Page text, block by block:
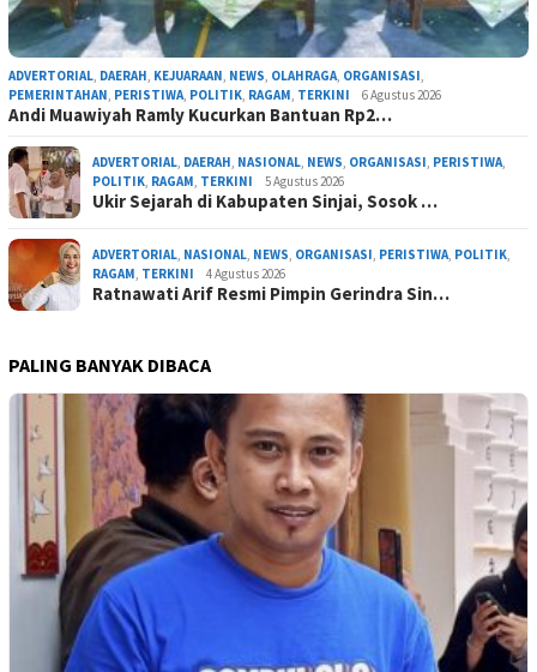
ADVERTORIAL DAERAH KEJUARAAN NEWS OLAHRAGA ORGANISASI
PEMERINTAHAN PERISTIWA POLITIK RAGAM TERKINI 6 Agustus 2026
Andi Muawiyah Ramly Kucurkan Bantuan Rp2…
ADVERTORIAL DAERAH NASIONAL NEWS ORGANISASI PERISTIWA
POLITIK RAGAM TERKINI 5 Agustus 2026
Ukir Sejarah di Kabupaten Sinjai, Sosok …
ADVERTORIAL NASIONAL NEWS ORGANISASI PERISTIWA POLITIK
RAGAM TERKINI 4 Agustus 2026
Ratnawati Arif Resmi Pimpin Gerindra Sin…
PALING BANYAK DIBACA